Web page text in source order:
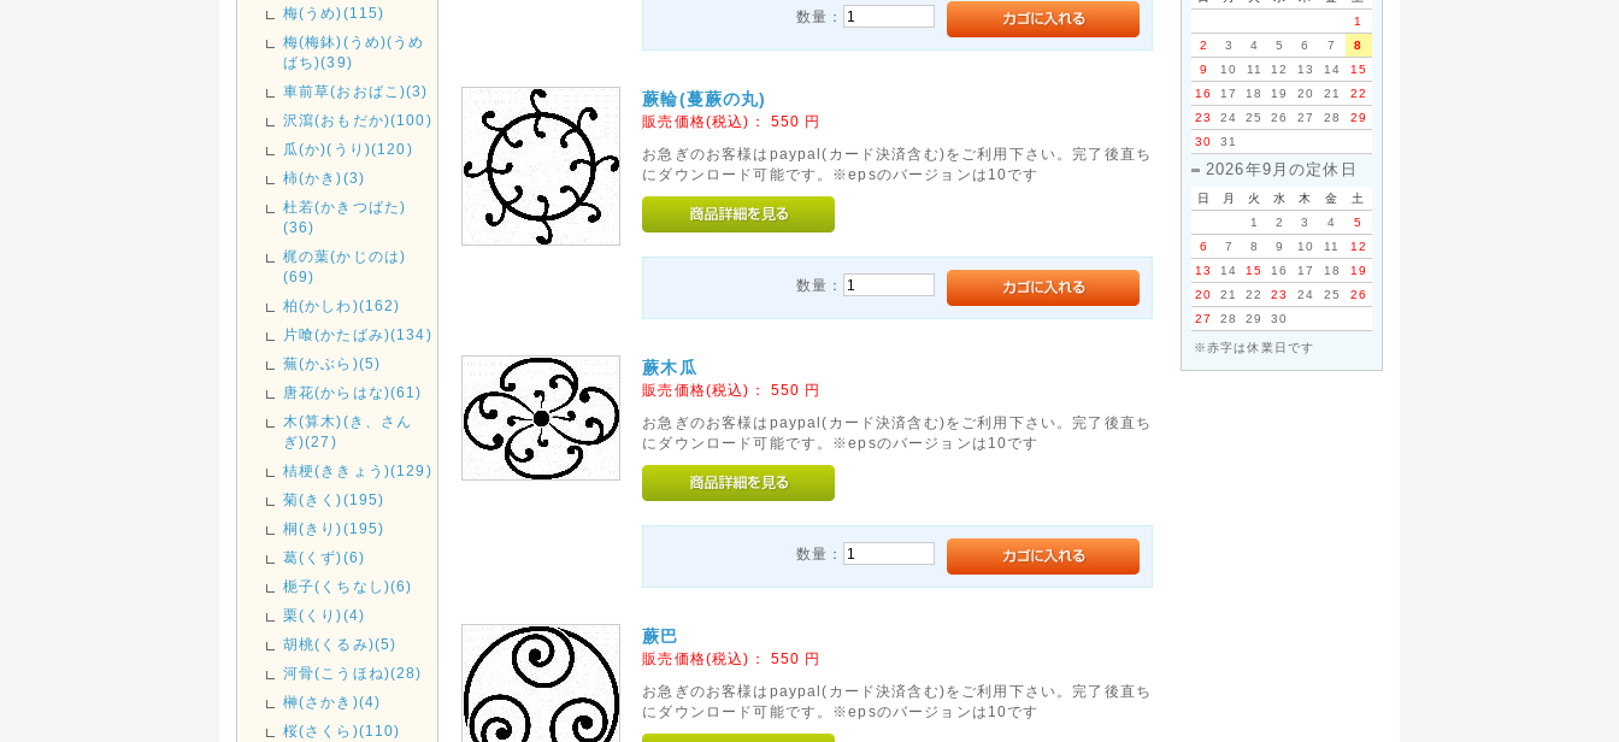
梅(うめ)(115)
梅(梅鉢)(うめ)(うめ
ばち)(39)
車前草(おおばこ)(3)
沢瀉(おもだか)(100)
瓜(か)(うり)(120)
柿(かき)(3)
杜若(かきつばた)
(36)
梶の葉(かじのは)
(69)
柏(かしわ)(162)
片喰(かたばみ)(134)
蕪(かぶら)(5)
唐花(からはな)(61)
木(算木)(き、さん
ぎ)(27)
桔梗(ききょう)(129)
菊(きく)(195)
桐(きり)(195)
葛(くず)(6)
梔子(くちなし)(6)
栗(くり)(4)
胡桃(くるみ)(5)
河骨(こうほね)(28)
榊(さかき)(4)
桜(さくら)(110)
数量：
蕨輪(蔓蕨の丸)
販売価格(税込)： 550 円
お急ぎのお客様はpaypal(カード決済含む)をご利用下さい。完了後直ち
にダウンロード可能です。※epsのバージョンは10です
数量：
蕨木瓜
販売価格(税込)： 550 円
お急ぎのお客様はpaypal(カード決済含む)をご利用下さい。完了後直ち
にダウンロード可能です。※epsのバージョンは10です
数量：
蕨巴
販売価格(税込)： 550 円
お急ぎのお客様はpaypal(カード決済含む)をご利用下さい。完了後直ち
にダウンロード可能です。※epsのバージョンは10です
1
2
3 4 5 6 7
8
9
10 11 12 13 14
15
16
17 18 19 20 21
22
23
24 25 26 27 28
29
30
31
2026年9月の定休日
日 月 火 水 木 金
土
1
2 3 4
5
6
7 8 9 10 11
12
13
14 15 16 17 18
19
20
21 22 23 24 25
26
27
28 29 30
※赤字は休業日です